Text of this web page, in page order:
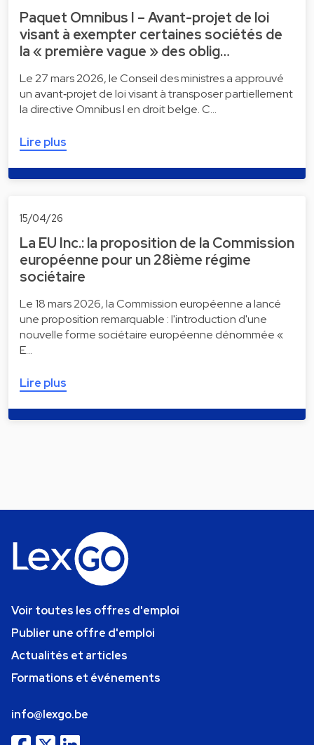
Paquet Omnibus I – Avant-projet de loi
visant à exempter certaines sociétés de
la « première vague » des oblig…
Le 27 mars 2026, le Conseil des ministres a approuvé
un avant‑projet de loi visant à transposer partiellement
la directive Omnibus I en droit belge. C…
Lire plus
15/04/26
La EU Inc.: la proposition de la Commission
européenne pour un 28ième régime
sociétaire
Le 18 mars 2026, la Commission européenne a lancé
une proposition remarquable : l'introduction d'une
nouvelle forme sociétaire européenne dénommée «
E…
Lire plus
Voir toutes les offres d'emploi
Publier une offre d'emploi
Actualités et articles
Formations et événements
info@lexgo.be